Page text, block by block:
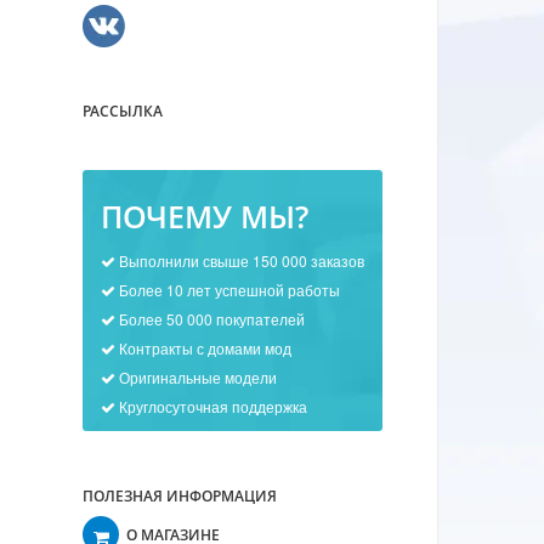
РАССЫЛКА
ПОЧЕМУ МЫ?
Выполнили свыше 150 000 заказов
Более 10 лет успешной работы
Более 50 000 покупателей
Контракты с домами мод
Оригинальные модели
Круглосуточная поддержка
ПОЛЕЗНАЯ ИНФОРМАЦИЯ
О МАГАЗИНЕ